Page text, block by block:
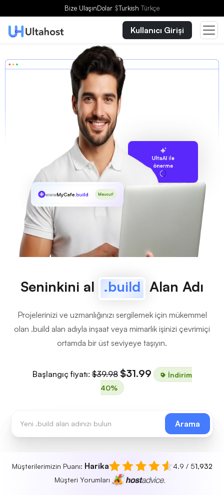
Bize UlaşınDolar $Turkish Türkçe
Kullanıcı Girişi
UltaAI ile
önerme
wwwMyCafe.build Mevcut!
Seninkini al .build Alan Adı
Projelerinizi ve uzmanlığınızı sergilemek için mükemmel
olan .build alan adıyla inşaat veya mimarlık işinizi çevrimiçi
ortamda bir üst seviyeye taşıyın.
Başlangıç fiyatı:$39.98 $31.99
İndirim
40%
Arama
Müşterilerimizin Puanı: Harika 4.9 / 51,932
Müşteri Yorumları